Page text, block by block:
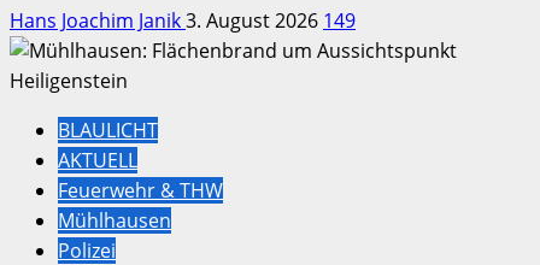
Hans Joachim Janik3. August 2026 149
BLAULICHT
AKTUELL
Feuerwehr & THW
Mühlhausen
Polizei